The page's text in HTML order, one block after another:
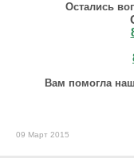
Остались
Вам помогла
09 Март 2015